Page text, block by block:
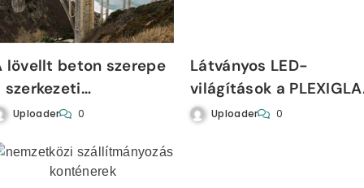
lövellt beton szerepe
szerkezeti
Uploader 0
Látványos LED-
világítások a
LED light-tal
Uploader 0